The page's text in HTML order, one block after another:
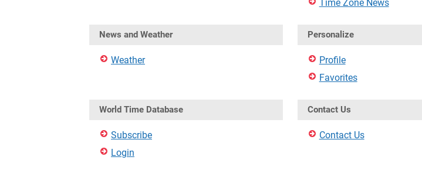
Time Zone News
News and Weather
Weather
Personalize
Profile
Favorites
World Time Database
Subscribe
Login
Contact Us
Contact Us